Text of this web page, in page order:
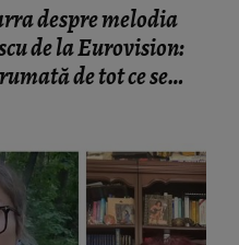
despre melodia
de la Eurovision:
de tot ce se